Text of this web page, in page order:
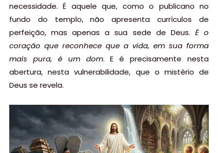
necessidade. É aquele que, como o publicano no
fundo do templo, não apresenta currículos de
perfeição, mas apenas a sua sede de Deus. É o
coração que reconhece que a vida, em sua forma
mais pura, é um dom. E é precisamente nesta
abertura, nesta vulnerabilidade, que o mistério de
Deus se revela.